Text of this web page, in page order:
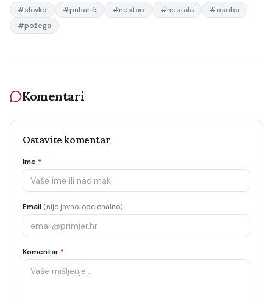
#slavko #puharić #nestao #nestala #osoba
#požega
Komentari
Ostavite komentar
Ime *
Email (nije javno, opcionalno)
Komentar *